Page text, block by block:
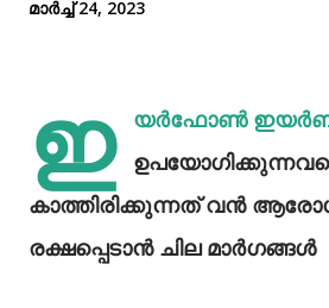
മാർച്ച് 24, 2023
ഇ
യര്‍ഫോൺ
കാത്തിരിക്കുന്നത് വൻ
രക്ഷപ്പെടാൻ ചില മാർഗങ്ങൾ